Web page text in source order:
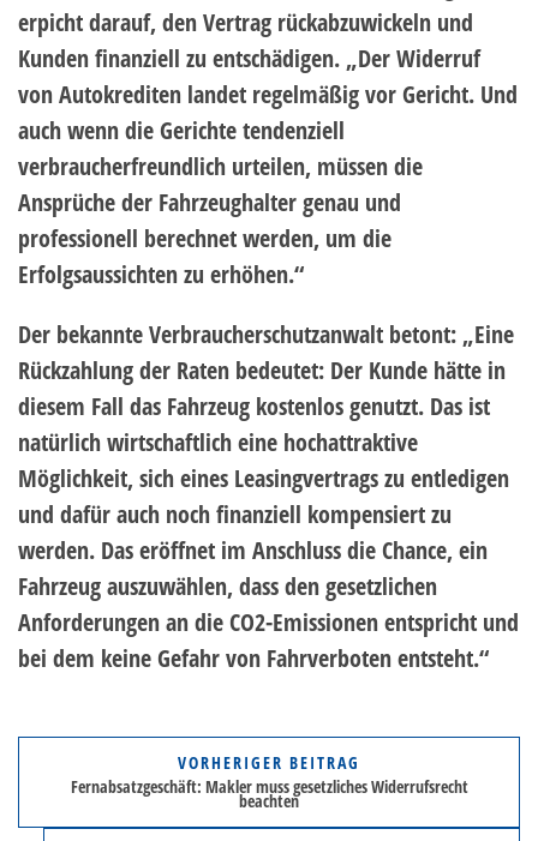
erpicht darauf, den Vertrag rückabzuwickeln und
Kunden finanziell zu entschädigen. „Der Widerruf
von Autokrediten landet regelmäßig vor Gericht. Und
auch wenn die Gerichte tendenziell
verbraucherfreundlich urteilen, müssen die
Ansprüche der Fahrzeughalter genau und
professionell berechnet werden, um die
Erfolgsaussichten zu erhöhen.“
Der bekannte Verbraucherschutzanwalt betont: „Eine
Rückzahlung der Raten bedeutet: Der Kunde hätte in
diesem Fall das Fahrzeug kostenlos genutzt. Das ist
natürlich wirtschaftlich eine hochattraktive
Möglichkeit, sich eines Leasingvertrags zu entledigen
und dafür auch noch finanziell kompensiert zu
werden. Das eröffnet im Anschluss die Chance, ein
Fahrzeug auszuwählen, dass den gesetzlichen
Anforderungen an die CO2-Emissionen entspricht und
bei dem keine Gefahr von Fahrverboten entsteht.“
VORHERIGER BEITRAG
Fernabsatzgeschäft: Makler muss gesetzliches Widerrufsrecht
beachten